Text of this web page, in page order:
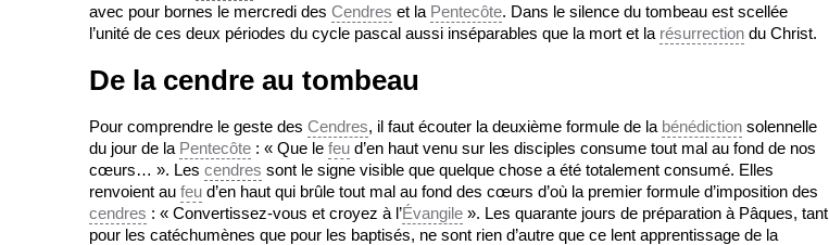
avec pour bornes le mercredi des Cendres et la Pentecôte. Dans le silence du tombeau est scellée
l’unité de ces deux périodes du cycle pascal aussi inséparables que la mort et la résurrection du Christ.
De la cendre au tombeau
Pour comprendre le geste des Cendres, il faut écouter la deuxième formule de la bénédiction solennelle
du jour de la Pentecôte : « Que le feu d’en haut venu sur les disciples consume tout mal au fond de nos
cœurs… ». Les cendres sont le signe visible que quelque chose a été totalement consumé. Elles
renvoient au feu d’en haut qui brûle tout mal au fond des cœurs d’où la premier formule d’imposition des
cendres : « Convertissez-vous et croyez à l’Évangile ». Les quarante jours de préparation à Pâques, tant
pour les catéchumènes que pour les baptisés, ne sont rien d’autre que ce lent apprentissage de la